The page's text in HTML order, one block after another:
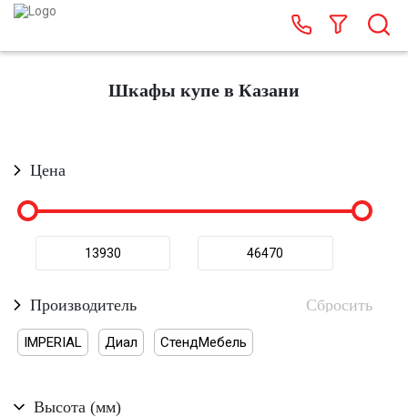
Шкафы купе в Казани
Цена
Производитель
IMPERIAL Диал СтендМебель
Высота (мм)